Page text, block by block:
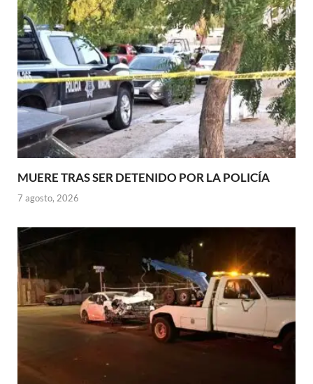
MUERE TRAS SER DETENIDO POR LA POLICÍA
7 agosto, 2026